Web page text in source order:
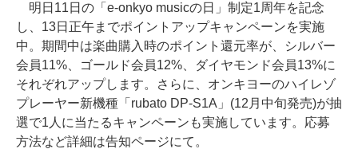
明日11日の「e-onkyo musicの日」制定1周年を記念
し、13日正午までポイントアップキャンペーンを実施
中。期間中は楽曲購入時のポイント還元率が、シルバー
会員11%、ゴールド会員12%、ダイヤモンド会員13%に
それぞれアップします。さらに、オンキヨーのハイレゾ
プレーヤー新機種「rubato DP-S1A」(12月中旬発売)が抽
選で1人に当たるキャンペーンも実施しています。応募
方法など詳細は告知ページにて。